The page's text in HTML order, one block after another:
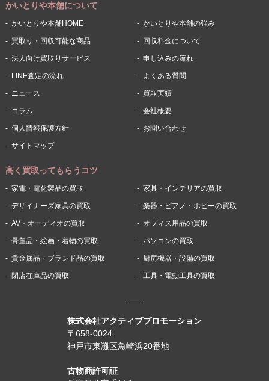
株式会社アクティブプロモーション
〒658-0024
神戸市東灘区魚崎浜20番地
古物商許可証
かいとりや本舗について
かいとりや本舗HOME かいとりや本舗の強み
買取り・回収可能な商品 回収料金について
法人向け買取りサービス 申し込みの流れ
LINE査定の流れ よくある質問
ニュース 買取実績
コラム 会社概要
個人情報保護方針 お問い合わせ
サイトマップ
高く買取ってもらうコツ
家電・電化製品の買取 家具・インテリアの買取
デザイナーズ家具の買取 楽器・ピアノ・ホビーの買取
AV・オーディオの買取 オフィス用品の買取
骨董品・絵画・着物の買取 パソコンの買取
貴金属品・ブランド品の買取 厨房機器・設備の買取
閉店在庫品の買取 工具・電動工具の買取